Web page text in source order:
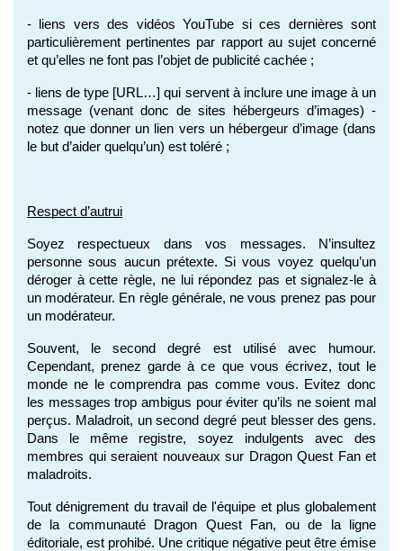
- liens vers des vidéos YouTube si ces dernières sont
particulièrement pertinentes par rapport au sujet concerné
et qu’elles ne font pas l’objet de publicité cachée ;
- liens de type [URL…] qui servent à inclure une image à un
message (venant donc de sites hébergeurs d’images) -
notez que donner un lien vers un hébergeur d’image (dans
le but d’aider quelqu’un) est toléré ;
Respect d’autrui
Soyez respectueux dans vos messages. N’insultez
personne sous aucun prétexte. Si vous voyez quelqu’un
déroger à cette règle, ne lui répondez pas et signalez-le à
un modérateur. En règle générale, ne vous prenez pas pour
un modérateur.
Souvent, le second degré est utilisé avec humour.
Cependant, prenez garde à ce que vous écrivez, tout le
monde ne le comprendra pas comme vous. Evitez donc
les messages trop ambigus pour éviter qu’ils ne soient mal
perçus. Maladroit, un second degré peut blesser des gens.
Dans le même registre, soyez indulgents avec des
membres qui seraient nouveaux sur Dragon Quest Fan et
maladroits.
Tout dénigrement du travail de l'équipe et plus globalement
de la communauté Dragon Quest Fan, ou de la ligne
éditoriale, est prohibé. Une critique négative peut être émise